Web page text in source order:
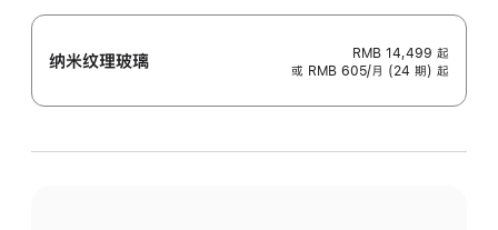
纳米纹理玻璃 RMB 14,499 起
或 RMB 605/月 (24 期) 起